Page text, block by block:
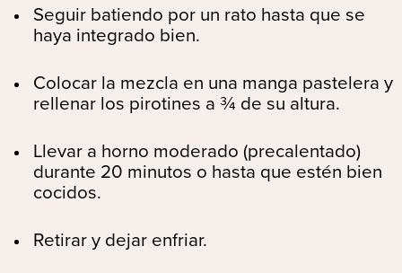
Seguir batiendo por un rato hasta que se
haya integrado bien.
Colocar la mezcla en una manga pastelera y
rellenar los pirotines a ¾ de su altura.
Llevar a horno moderado (precalentado)
durante 20 minutos o hasta que estén bien
cocidos.
Retirar y dejar enfriar.